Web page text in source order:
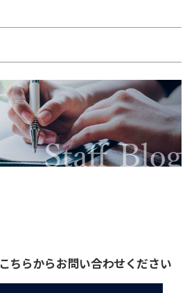
ちらからお問い合わせください